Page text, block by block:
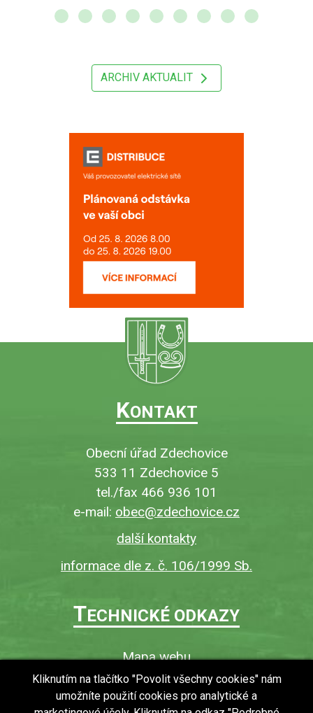
ARCHIV AKTUALIT
KONTAKT
Obecní úřad Zdechovice
533 11 Zdechovice 5
tel./fax 466 936 101
e-mail: obec@zdechovice.cz
další kontakty
informace dle z. č. 106/1999 Sb.
TECHNICKÉ ODKAZY
Mapa webu
O webu
Povinně zveřejňované informace
Kliknutím na tlačítko "Povolit všechny cookies" nám
umožníte použití cookies pro analytické a